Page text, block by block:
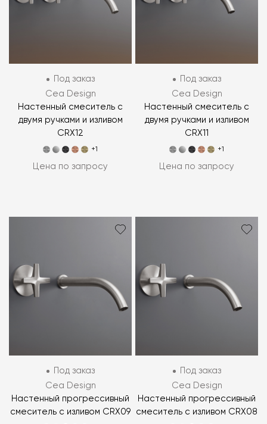
Под заказ
Cea Design
Настенный смеситель с
двумя ручками и изливом
CRX12
+1
Цена по запросу
Под заказ
Cea Design
Настенный смеситель с
двумя ручками и изливом
CRX11
+1
Цена по запросу
Под заказ
Cea Design
Настенный прогрессивный
смеситель с изливом CRX09
Под заказ
Cea Design
Настенный прогрессивный
смеситель с изливом CRX08